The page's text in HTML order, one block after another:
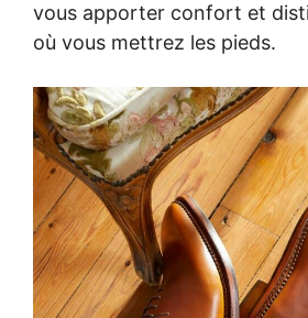
vous apporter confort et
où vous mettrez les pieds.